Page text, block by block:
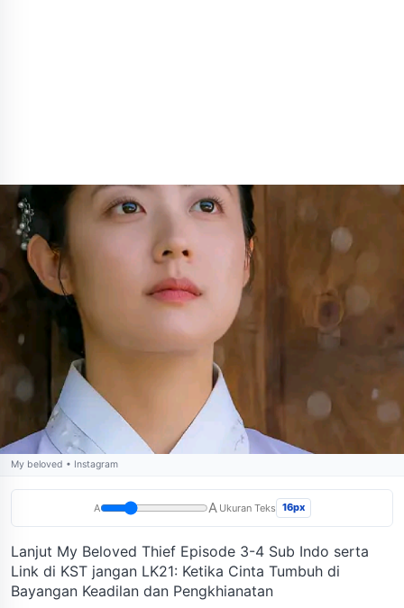
My beloved • Instagram
A A Ukuran Teks 16px
Lanjut My Beloved Thief Episode 3-4 Sub Indo serta
Link di KST jangan LK21: Ketika Cinta Tumbuh di
Bayangan Keadilan dan Pengkhianatan